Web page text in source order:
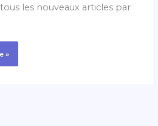
les nouveaux articles par